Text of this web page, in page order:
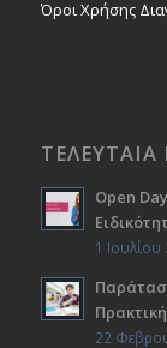
Όροι Χρήσης
ΤΕΛΕΥΤΑΙΑ
Open
1
22